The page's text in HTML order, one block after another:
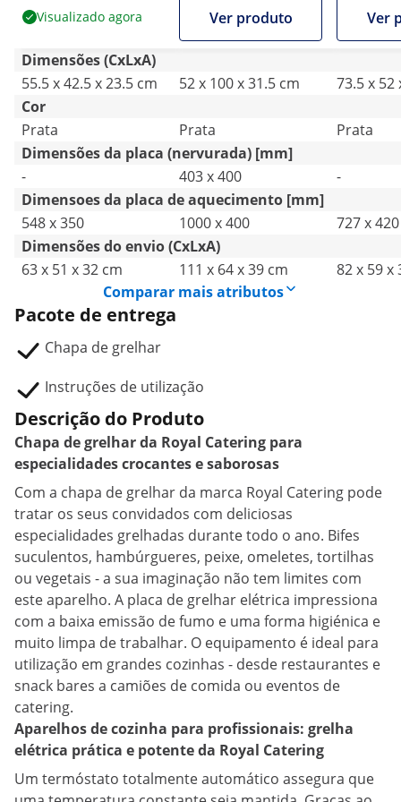
Visualizado agora Ver produto
W
Ver
Dimensões (CxLxA)
55.5 x 42.5 x 23.5 cm
52 x 100 x 31.5 cm
73.5 x 52
Cor
Prata
Prata
Prata
Dimensões da placa (nervurada) [mm]
-
403 x 400
-
Dimensoes da placa de aquecimento [mm]
548 x 350
1000 x 400
727 x 420
Dimensões do envio (CxLxA)
63 x 51 x 32 cm
111 x 64 x 39 cm
82 x 59 x
Comparar mais atributos
Pacote de entrega
Chapa de grelhar
Instruções de utilização
Descrição do Produto
Chapa de grelhar da Royal Catering para
especialidades crocantes e saborosas
Com a chapa de grelhar da marca Royal Catering pode
tratar os seus convidados com deliciosas
especialidades grelhadas durante todo o ano. Bifes
suculentos, hambúrgueres, peixe, omeletes, tortilhas
ou vegetais - a sua imaginação não tem limites com
este aparelho. A placa de grelhar elétrica impressiona
com a baixa emissão de fumo e uma forma higiénica e
muito limpa de trabalhar. O equipamento é ideal para
utilização em grandes cozinhas - desde restaurantes e
snack bares a camiões de comida ou eventos de
catering.
Aparelhos de cozinha para profissionais: grelha
elétrica prática e potente da Royal Catering
Um termóstato totalmente automático assegura que